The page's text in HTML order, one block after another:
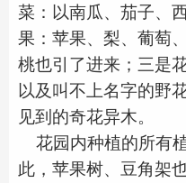
菜：以南瓜、茄子、
果：苹果、梨、葡萄
桃也引了进来；三是
以及叫不上名字的野
见到的奇花异木。
花园内种植的所有
此，苹果树、豆角架